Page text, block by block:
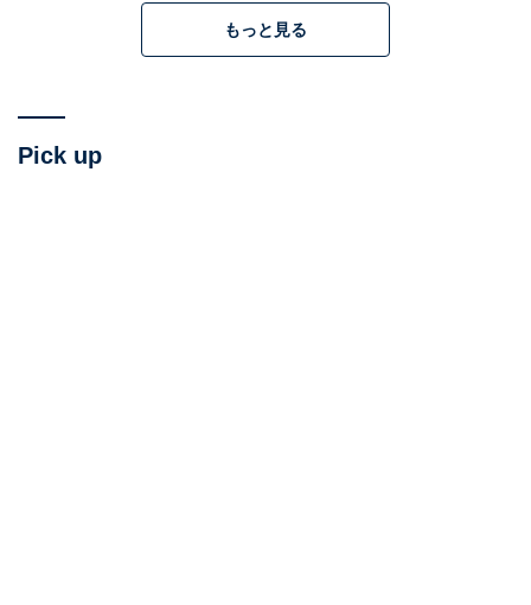
姿にイライラ…
・受験や生活のことで、親子でケンカが絶えない
驚かれるでしょうか。 なぜ、受験軸によって悩みが消え
ていくのか。順を追って説明していきますね。
もっと見る
Pick up